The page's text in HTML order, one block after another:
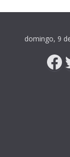
domingo, 9